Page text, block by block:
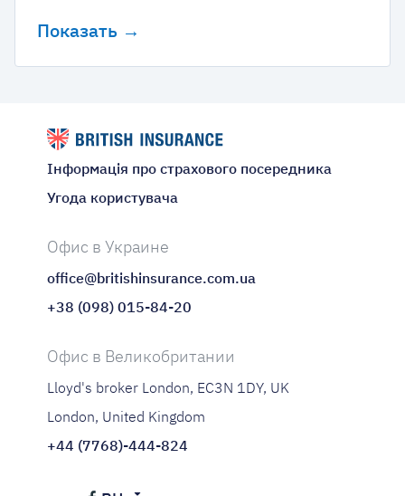
Показать →
Інформація про страхового посередника
Угода користувача
Офис в Украине
office@britishinsurance.com.ua
+38 (098) 015-84-20
Офис в Великобритании
Lloyd's broker London, EC3N 1DY, UK
London, United Kingdom
+44 (7768)-444-824